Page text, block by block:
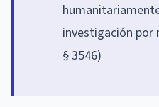
investigación por
§ 3546)